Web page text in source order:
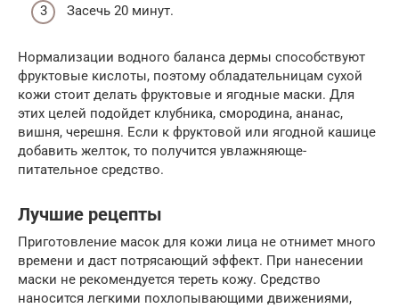
Засечь 20 минут.
Нормализации водного баланса дермы способствуют
фруктовые кислоты, поэтому обладательницам сухой
кожи стоит делать фруктовые и ягодные маски. Для
этих целей подойдет клубника, смородина, ананас,
вишня, черешня. Если к фруктовой или ягодной кашице
добавить желток, то получится увлажняюще-
питательное средство.
Лучшие рецепты
Приготовление масок для кожи лица не отнимет много
времени и даст потрясающий эффект. При нанесении
маски не рекомендуется тереть кожу. Средство
наносится легкими похлопывающими движениями,